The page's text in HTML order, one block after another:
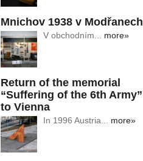
Mnichov 1938 v Modřanech
V obchodním... more»
Return of the memorial
“Suffering of the 6th Army”
to Vienna
In 1996 Austria... more»